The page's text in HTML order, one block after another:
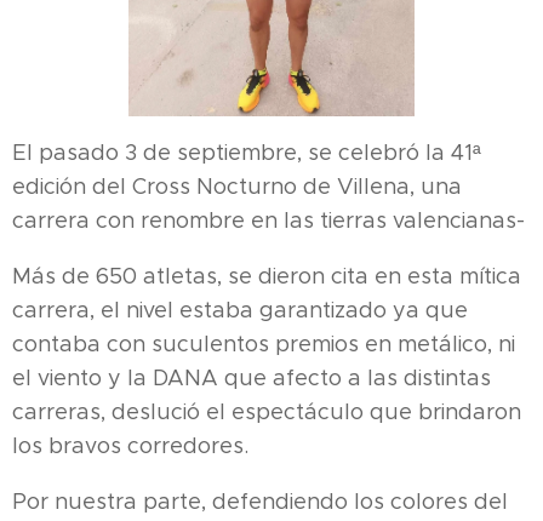
El pasado 3 de septiembre, se celebró la 41ª
edición del Cross Nocturno de Villena, una
carrera con renombre en las tierras valencianas-
Más de 650 atletas, se dieron cita en esta mítica
carrera, el nivel estaba garantizado ya que
contaba con suculentos premios en metálico, ni
el viento y la DANA que afecto a las distintas
carreras, deslució el espectáculo que brindaron
los bravos corredores.
Por nuestra parte, defendiendo los colores del